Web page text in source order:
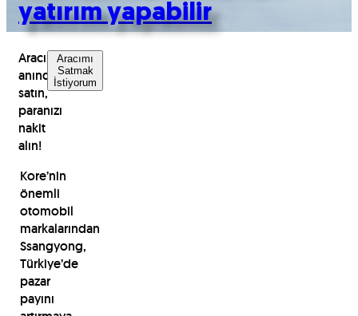
yatırım yapabilir
Aracınızı
anında
satın,
paranızı
nakit
alın!
Aracımı
Satmak
İstiyorum
Kore’nin
önemli
otomobil
markalarından
Ssangyong,
Türkiye’de
pazar
payını